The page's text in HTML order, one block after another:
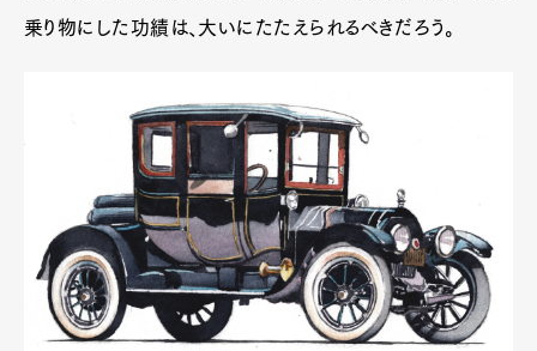
乗り物にした功績は、大いにたたえられるべきだろう。